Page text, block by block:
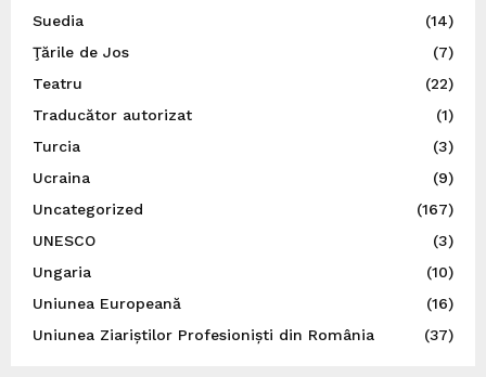
Suedia
(14)
Ţările de Jos
(7)
Teatru
(22)
Traducător autorizat
(1)
Turcia
(3)
Ucraina
(9)
Uncategorized
(167)
UNESCO
(3)
Ungaria
(10)
Uniunea Europeană
(16)
Uniunea Ziariștilor Profesioniști din România
(37)